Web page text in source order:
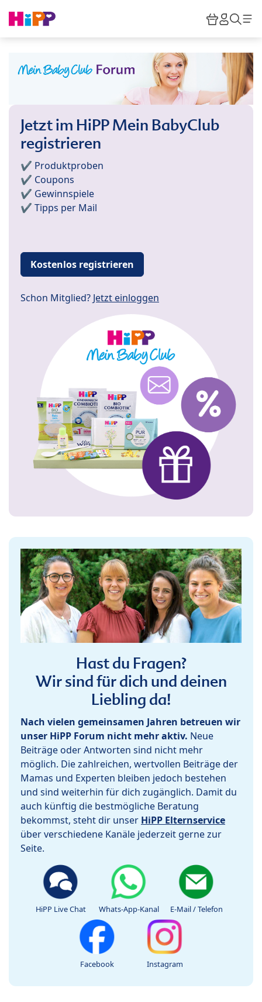
HiPP
Jetzt im HiPP Mein BabyClub
registrieren
✔️ Produktproben
✔️ Coupons
✔️ Gewinnspiele
✔️ Tipps per Mail
Kostenlos registrieren
Schon Mitglied? Jetzt einloggen
Hast du Fragen?
Wir sind für dich und deinen
Liebling da!
Nach vielen gemeinsamen Jahren betreuen wir
unser HiPP Forum nicht mehr aktiv. Neue
Beiträge oder Antworten sind nicht mehr
möglich. Die zahlreichen, wertvollen Beiträge der
Mamas und Experten bleiben jedoch bestehen
und sind weiterhin für dich zugänglich. Damit du
auch künftig die bestmögliche Beratung
bekommst, steht dir unser HiPP Elternservice
über verschiedene Kanäle jederzeit gerne zur
Seite.
HiPP Live Chat Whats-App-Kanal E-Mail / Telefon
Facebook Instagram